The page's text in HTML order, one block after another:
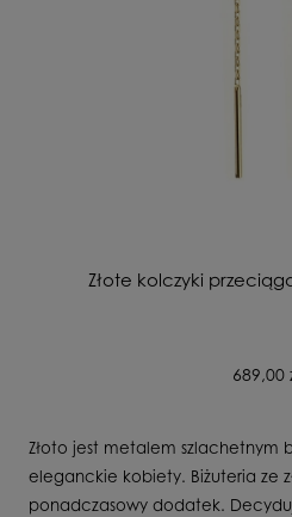
Złote kolczyki
689,00
Złoto jest metalem szlachetnym
eleganckie kobiety. Biżuteria ze
ponadczasowy dodatek.